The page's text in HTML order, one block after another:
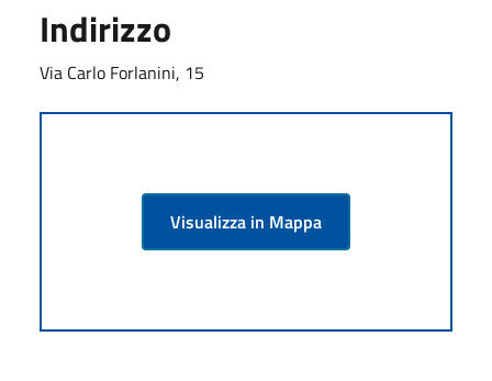
Indirizzo
Via Carlo Forlanini, 15
Visualizza in Mappa